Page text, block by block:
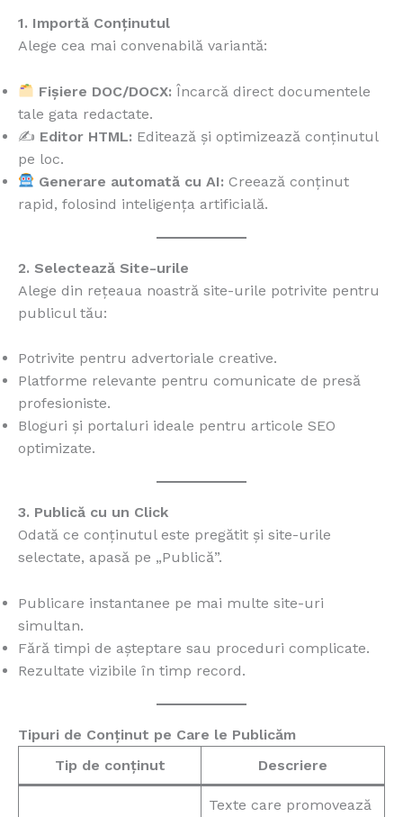
1. Importă Conținutul
Alege cea mai convenabilă variantă:
Fișiere DOC/DOCX: Încarcă direct documentele
tale gata redactate.
✍️ Editor HTML: Editează și optimizează conținutul
pe loc.
Generare automată cu AI: Creează conținut
rapid, folosind inteligența artificială.
2. Selectează Site-urile
Alege din rețeaua noastră site-urile potrivite pentru
publicul tău:
Potrivite pentru advertoriale creative.
Platforme relevante pentru comunicate de presă
profesioniste.
Bloguri și portaluri ideale pentru articole SEO
optimizate.
3. Publică cu un Click
Odată ce conținutul este pregătit și site-urile
selectate, apasă pe „Publică”.
Publicare instantanee pe mai multe site-uri
simultan.
Fără timpi de așteptare sau proceduri complicate.
Rezultate vizibile în timp record.
Tipuri de Conținut pe Care le Publicăm
Tip de conținut
Descriere
Texte care promovează